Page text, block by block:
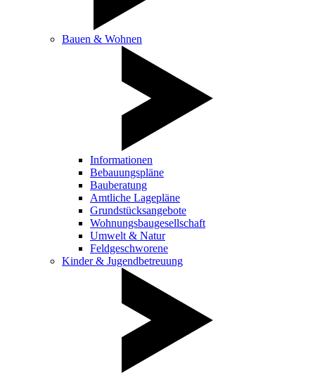
Bauen & Wohnen
Informationen
Bebauungspläne
Bauberatung
Amtliche Lagepläne
Grundstücksangebote
Wohnungsbaugesellschaft
Umwelt & Natur
Feldgeschworene
Kinder & Jugendbetreuung